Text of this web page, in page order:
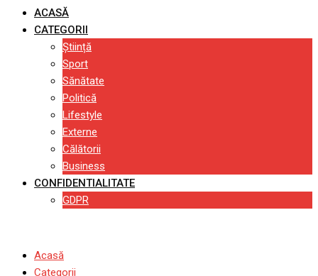
ACASĂ
CATEGORII
Știință
Sport
Sănătate
Politică
Lifestyle
Externe
Călătorii
Business
CONFIDENTIALITATE
GDPR
Acasă
Categorii